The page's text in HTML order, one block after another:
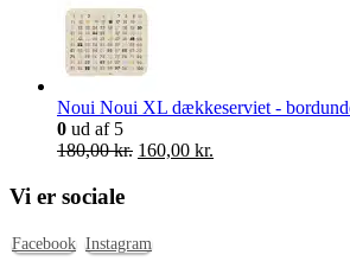
Noui Noui XL dækkeserviet -
0 ud af 5
180,00kr. Den
160,00 kr.
Vi er sociale
Facebook Instagram